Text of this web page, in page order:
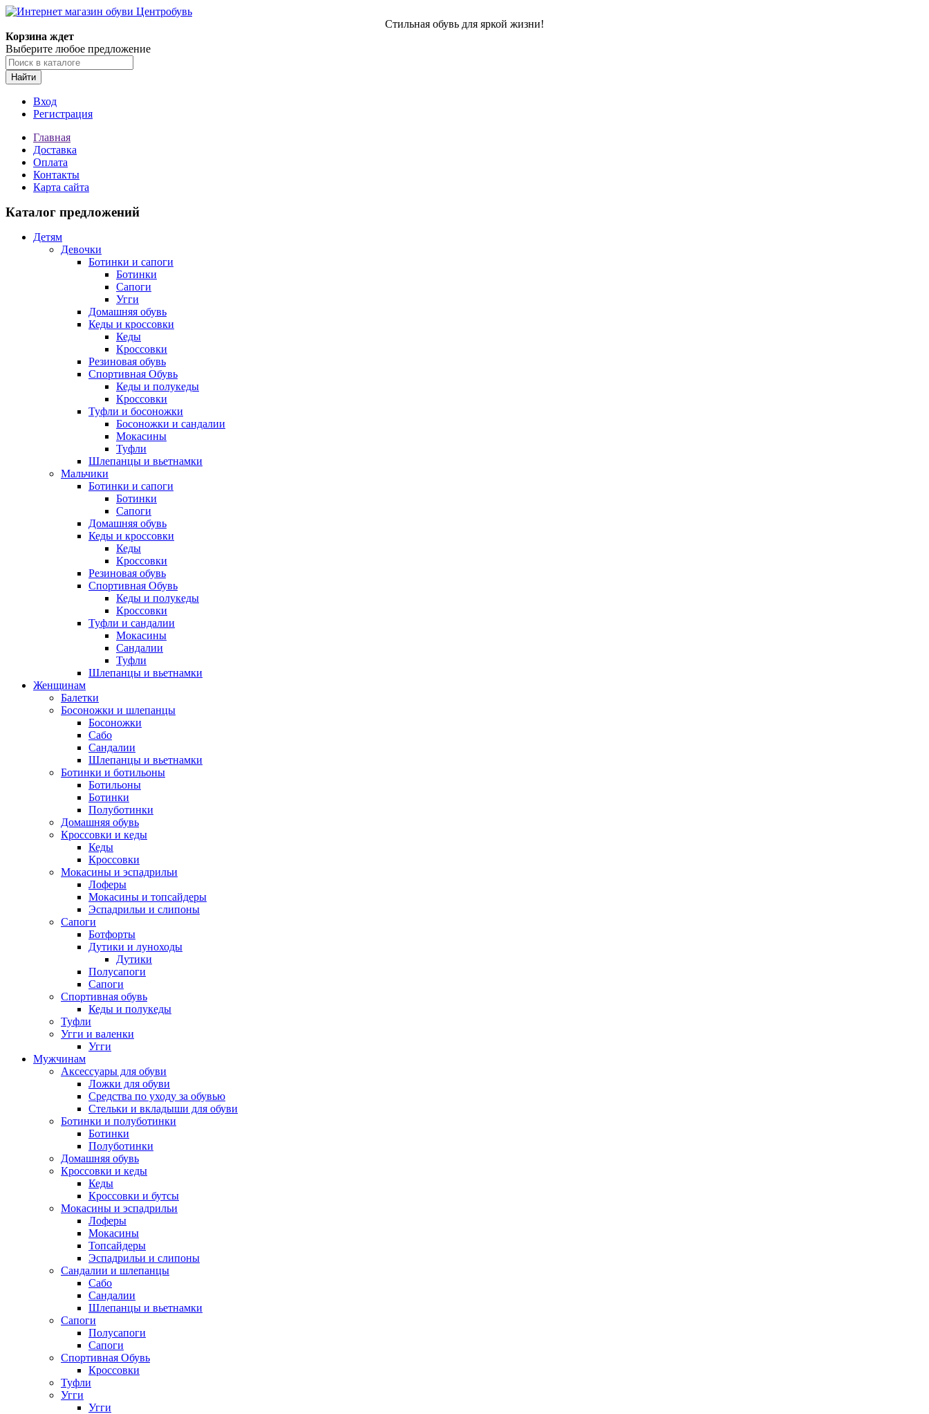
Стильная обувь для яркой жизни!
Корзина ждет
Выберите любое предложение
Найти
Вход
Регистрация
Главная
Доставка
Оплата
Контакты
Карта сайта
Каталог предложений
Детям
Девочки
Ботинки и сапоги
Ботинки
Сапоги
Угги
Домашняя обувь
Кеды и кроссовки
Кеды
Кроссовки
Резиновая обувь
Спортивная Обувь
Кеды и полукеды
Кроссовки
Туфли и босоножки
Босоножки и сандалии
Мокасины
Туфли
Шлепанцы и вьетнамки
Мальчики
Ботинки и сапоги
Ботинки
Сапоги
Домашняя обувь
Кеды и кроссовки
Кеды
Кроссовки
Резиновая обувь
Спортивная Обувь
Кеды и полукеды
Кроссовки
Туфли и сандалии
Мокасины
Сандалии
Туфли
Шлепанцы и вьетнамки
Женщинам
Балетки
Босоножки и шлепанцы
Босоножки
Сабо
Сандалии
Шлепанцы и вьетнамки
Ботинки и ботильоны
Ботильоны
Ботинки
Полуботинки
Домашняя обувь
Кроссовки и кеды
Кеды
Кроссовки
Мокасины и эспадрильи
Лоферы
Мокасины и топсайдеры
Эспадрильи и слипоны
Сапоги
Ботфорты
Дутики и луноходы
Дутики
Полусапоги
Сапоги
Спортивная обувь
Кеды и полукеды
Туфли
Угги и валенки
Угги
Мужчинам
Аксессуары для обуви
Ложки для обуви
Средства по уходу за обувью
Стельки и вкладыши для обуви
Ботинки и полуботинки
Ботинки
Полуботинки
Домашняя обувь
Кроссовки и кеды
Кеды
Кроссовки и бутсы
Мокасины и эспадрильи
Лоферы
Мокасины
Топсайдеры
Эспадрильи и слипоны
Сандалии и шлепанцы
Сабо
Сандалии
Шлепанцы и вьетнамки
Сапоги
Полусапоги
Сапоги
Спортивная Обувь
Кроссовки
Туфли
Угги
Угги